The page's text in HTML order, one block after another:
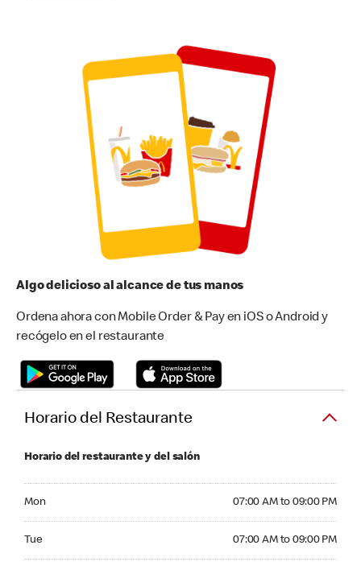
Algo delicioso al alcance de tus manos
Ordena ahora con Mobile Order & Pay en iOS o Android y
recógelo en el restaurante
Horario del Restaurante
Horario del restaurante y del salón
Mon 07:00 AM to 09:00 PM
Tue 07:00 AM to 09:00 PM